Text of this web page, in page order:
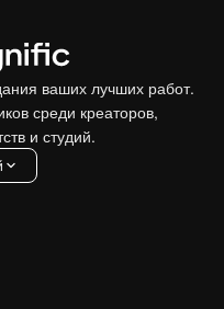
ваших лучших работ.
среди креаторов,
и студий.